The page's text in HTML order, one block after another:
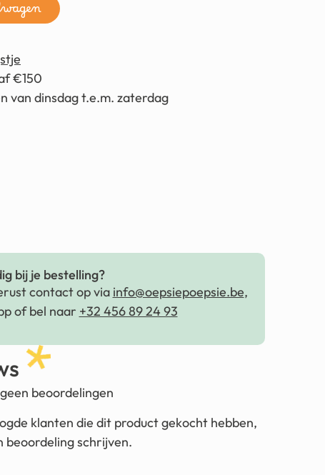
€150
van dinsdag t.e.m. zaterdag
bij je bestelling?
contact op via info@oepsiepoepsie.be,
of bel naar +32 456 89 24 93
beoordelingen
klanten die dit product gekocht hebben,
beoordeling schrijven.